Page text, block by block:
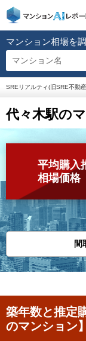
マンション相場を
マンション名
SREリアルティ(旧SRE不動産
代々木駅の
平均購入
相場価格
間
築年数と推定
のマンション】